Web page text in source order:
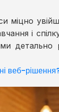
міцно
і
ми
веб-